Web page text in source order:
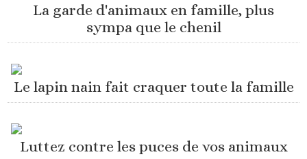
La garde d'animaux en famille, plus
sympa que le chenil
Le lapin nain fait craquer toute la famille
Luttez contre les puces de vos animaux